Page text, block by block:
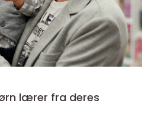
lærer fra deres